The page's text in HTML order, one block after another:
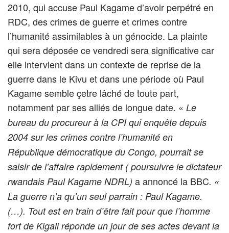
2010, qui accuse Paul Kagame d’avoir perpétré en
RDC, des crimes de guerre et crimes contre
l’humanité assimilables à un génocide. La plainte
qui sera déposée ce vendredi sera significative car
elle intervient dans un contexte de reprise de la
guerre dans le Kivu et dans une période où Paul
Kagame semble çetre lâché de toute part,
notamment par ses alliés de longue date. « Le
bureau du procureur à la CPI qui enquête depuis
2004 sur les crimes contre l’humanité en
République démocratique du Congo, pourrait se
saisir de l’affaire rapidement ( poursuivre le dictateur
rwandais Paul Kagame NDRL) a annoncé la BBC. «
La guerre n’a qu’un seul parrain : Paul Kagame.
(…). Tout est en train d’être fait pour que l’homme
fort de Kigali réponde un jour de ses actes devant la